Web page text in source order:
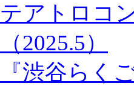
テアトロコ
（2025.5）
『渋谷らく